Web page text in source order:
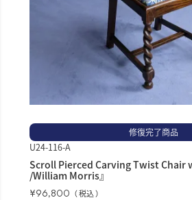
修復完了商品
U24-116-A
Scroll Pierced Carving Twist Chair
/William Morris』
¥96,800 税込